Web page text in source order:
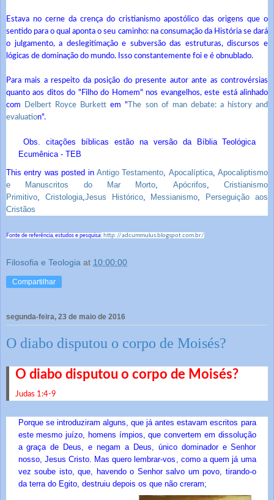
Estava no cerne da crença do cristianismo apostólico das origens que o
sentido para o qual aponta o seu caminho: na consumação da História se dará
o julgamento, a deslegitimação e subversão das estruturas, discursos e
lógicas de dominação do mundo. Isso constantemente foi e é obnublado.
Para mais a respeito da posição do presente autor ante as controvérsias
quanto aos ditos do "Filho do Homem" nos evangelhos, este está alinhado
com
Delbert Royce Burkett em "
The son of man debate: a history and
evaluation".
Obs. citações bíblicas estão na versão da Bíblia Teológica
Ecumênica - TEB
This entry was posted in Antigo Testamento, Apocalíptica, Apocaliptismo
e Manuscritos do Mar Morto, Apócrifos,Cristianismo
Primitivo, Cristologia,Jesus Histórico, Messianismo,
Perseguição aos
Cristãos
Fonte de referência, estudos e pesquisa: http://adcummulus.blogspot.com.br/
Filosofia e Teologia at 10:00:00
Compartilhar
segunda-feira, 23 de maio de 2016
O diabo disputou o corpo de Moisés?
O diabo disputou o corpo de Moisés?
Judas 1:4-9
Porque se introduziram alguns, que já antes estavam escritos para
este mesmo juízo, homens ímpios, que convertem em dissolução
a graça de Deus, e negam a Deus, único dominador e Senhor
nosso, Jesus Cristo. Mas quero lembrar-vos, como a quem já uma
vez soube isto, que, havendo o Senhor salvo um povo, tirando-o
da terra do Egito, destruiu depois os que não creram;